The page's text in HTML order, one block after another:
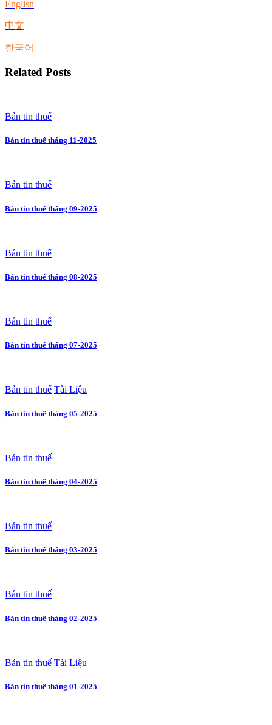
English
中文
한국어
Related Posts
Bản tin thuế
Bản tin thuế tháng 11-2025
Bản tin thuế
Bản tin thuế tháng 09-2025
Bản tin thuế
Bản tin thuế tháng 08-2025
Bản tin thuế
Bản tin thuế tháng 07-2025
Bản tin thuế Tài Liệu
Bản tin thuế tháng 05-2025
Bản tin thuế
Bản tin thuế tháng 04-2025
Bản tin thuế
Bản tin thuế tháng 03-2025
Bản tin thuế
Bản tin thuế tháng 02-2025
Bản tin thuế Tài Liệu
Bản tin thuế tháng 01-2025